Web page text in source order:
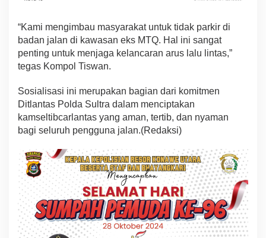
“Kami mengimbau masyarakat untuk tidak parkir di
badan jalan di kawasan eks MTQ. Hal ini sangat
penting untuk menjaga kelancaran arus lalu lintas,”
tegas Kompol Tiswan.
Sosialisasi ini merupakan bagian dari komitmen
Ditlantas Polda Sultra dalam menciptakan
kamseltibcarlantas yang aman, tertib, dan nyaman
bagi seluruh pengguna jalan.(Redaksi)